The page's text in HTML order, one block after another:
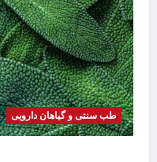
طب سنتی و گیاهان دارویی